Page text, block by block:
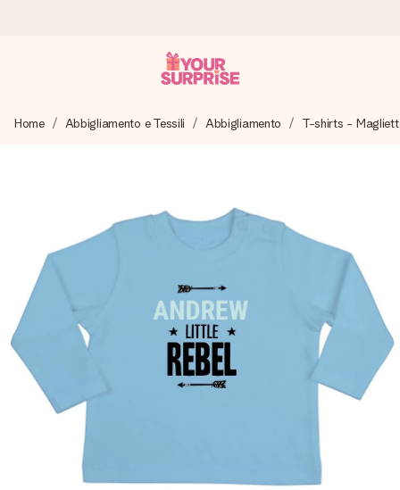
Prepariamo il tuo regalo con attenzione e lo spediamo in un
4,7 (basato su +15.000 recensioni)
I nostri regali ispirano. I clienti ci valutano 4,7 su Google
Reviews.
Biglietto d'auguri gratuito
Realizza qualcosa di unico in pochi passi – con il suo nome,
una tua foto o un messaggio che tocchi il cuore. Nessuna
complicazione, solo tanto amore per il momento perfetto.
Home Abbigliamento e Tessili Abbigliamento T-shirts -